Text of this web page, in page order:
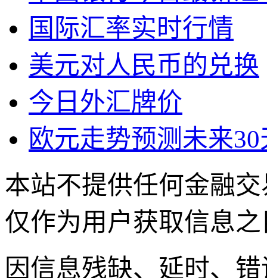
国际汇率实时行情
美元对人民币的兑换
今日外汇牌价
欧元走势预测未来30
本站不提供任何金融
仅作为用户获取信息
因信息残缺、延时、